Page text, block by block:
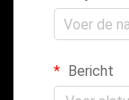
Bericht